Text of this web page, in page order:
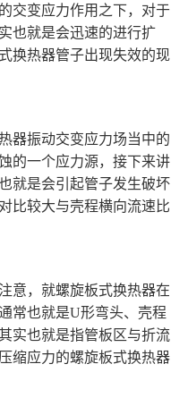
交变应力作用之下，对于
也就是会迅速的进行扩
换热器管子出现失效的现
器振动交变应力场当中的
的一个应力源，接下来讲
就是会引起管子发生破坏
比较大与壳程横向流速比
意，就螺旋板式换热器在
常也就是U形弯头、壳程
实也就是指管板区与折流
缩应力的螺旋板式换热器